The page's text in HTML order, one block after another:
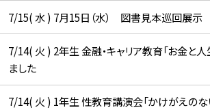
7/15( 水 ) 7月15日（水） 図書見本巡回展示
7/14( 火 ) 2年生 金融・キャリア教育「お金と
ました
7/14( 火 ) 1年生 性教育講演会「かけがえのな